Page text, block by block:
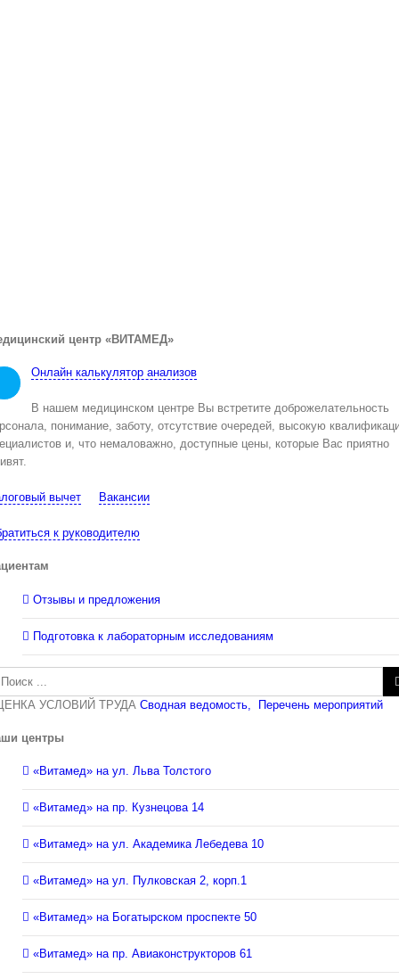
центр «ВИТАМЕД»
Онлайн калькулятор анализов
В нашем медицинском центре Вы встретите доброжелательность
понимание, заботу, отсутствие очередей, высокую
и, что немаловажно, доступные цены, которые Вас приятно
вычет Вакансии
к руководителю
Отзывы и предложения
Подготовка к лабораторным исследованиям
УСЛОВИЙ ТРУДА Сводная ведомость, Перечень мероприятий
центры
«Витамед» на ул. Льва Толстого
«Витамед» на пр. Кузнецова 14
«Витамед» на ул. Академика Лебедева 10
«Витамед» на ул. Пулковская 2, корп.1
«Витамед» на Богатырском проспекте 50
«Витамед» на пр. Авиаконструкторов 61